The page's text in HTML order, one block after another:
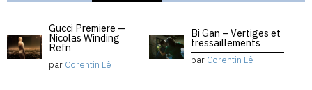
Gucci Premiere —
Nicolas Winding
Refn
par Corentin Lê
Bi Gan – Vertiges et
tressaillements
par Corentin Lê